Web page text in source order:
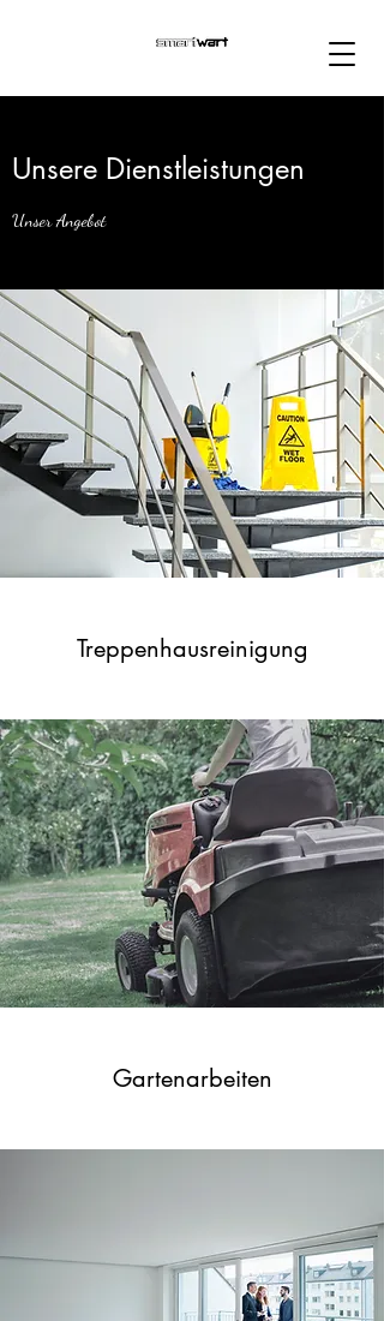
Unsere Dienstleistungen
Unser Angebot
Treppenhausreinigung
Gartenarbeiten